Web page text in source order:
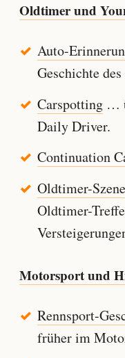
Oldtimer und
Auto-
Geschichte
Carspotting…
Daily Driver.
Continuation
Oldtimer-Szene
Oldtimer-
Motorsport und
Rennsport-
früher im